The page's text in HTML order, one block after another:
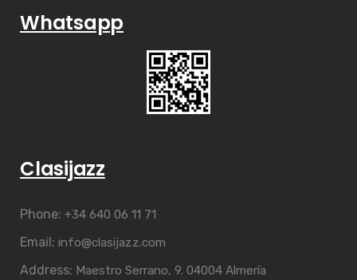
Whatsapp
Clasijazz
Phone: +34 640 06 11 71
Email: info@clasijazz.com
Address: Maestro Serrano, 9. 04004 Almería